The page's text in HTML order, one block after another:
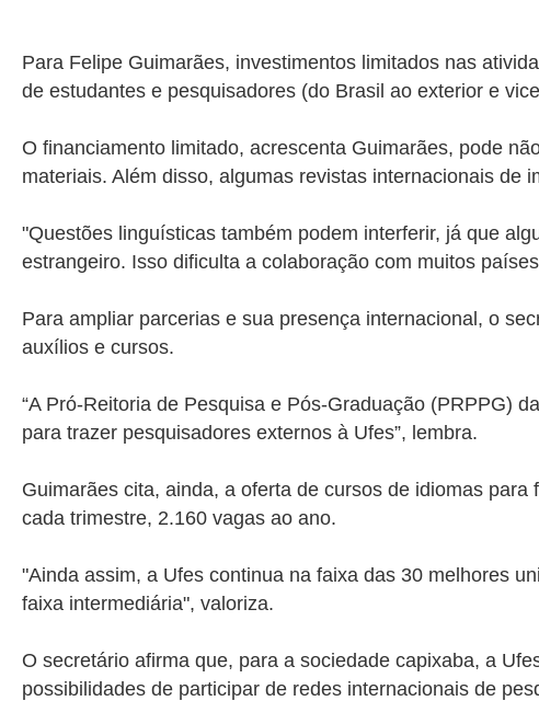
Para Felipe Guimarães, investimentos limitados nas
de estudantes e pesquisadores (do Brasil ao exterior e
O financiamento limitado, acrescenta Guimarães, pode
materiais. Além disso, algumas revistas internacionais de
"Questões linguísticas também podem interferir, já que
estrangeiro. Isso dificulta a colaboração com muitos
Para ampliar parcerias e sua presença internacional, o
auxílios e cursos.
“A Pró-Reitoria de Pesquisa e Pós-Graduação (PRPPG)
para trazer pesquisadores externos à Ufes”, lembra.
Guimarães cita, ainda, a oferta de cursos de idiomas
cada trimestre, 2.160 vagas ao ano.
"Ainda assim, a Ufes continua na faixa das 30 melhores
faixa intermediária", valoriza.
O secretário afirma que, para a sociedade capixaba, a
possibilidades de participar de redes internacionais de